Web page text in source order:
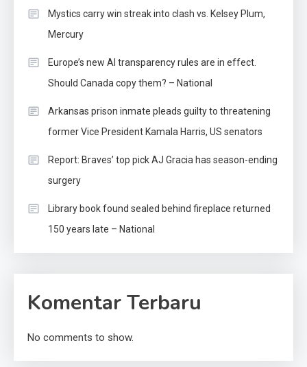
Mystics carry win streak into clash vs. Kelsey Plum,
Mercury
Europe’s new AI transparency rules are in effect.
Should Canada copy them? – National
Arkansas prison inmate pleads guilty to threatening
former Vice President Kamala Harris, US senators
Report: Braves’ top pick AJ Gracia has season-ending
surgery
Library book found sealed behind fireplace returned
150 years late – National
Komentar Terbaru
No comments to show.